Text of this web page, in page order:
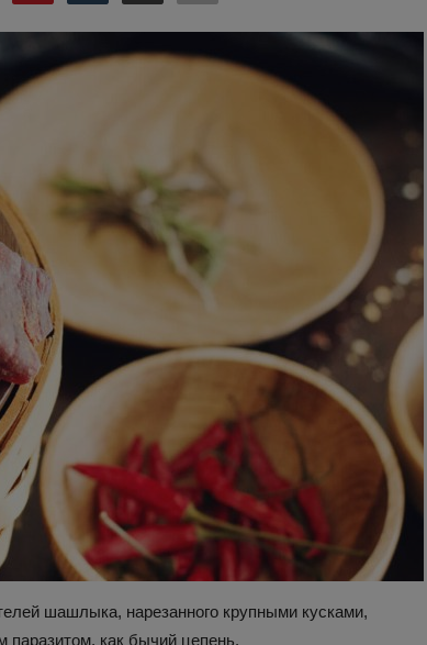
шашлыка, нарезанного крупными кусками,
паразитом, как бычий цепень.